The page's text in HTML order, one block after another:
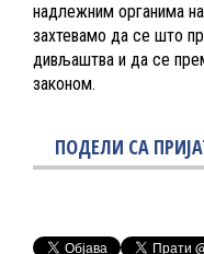
надлежним органима
захтевамо да се што
дивљаштва и да се
законом.
ПОДЕЛИ СА